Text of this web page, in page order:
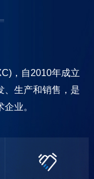
，自2010年成立
、生产和销售，是
业。